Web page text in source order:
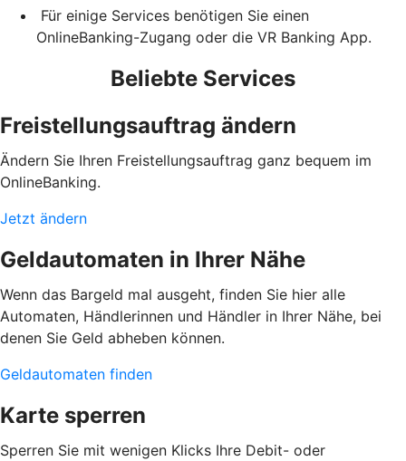
Für einige Services benötigen Sie einen
OnlineBanking-Zugang oder die VR Banking App.
Beliebte Services
Freistellungsauftrag ändern
Ändern Sie Ihren Freistellungsauftrag ganz bequem im
OnlineBanking.
Jetzt ändern
Geldautomaten in Ihrer Nähe
Wenn das Bargeld mal ausgeht, finden Sie hier alle
Automaten, Händlerinnen und Händler in Ihrer Nähe, bei
denen Sie Geld abheben können.
Geldautomaten finden
Karte sperren
Sperren Sie mit wenigen Klicks Ihre Debit- oder